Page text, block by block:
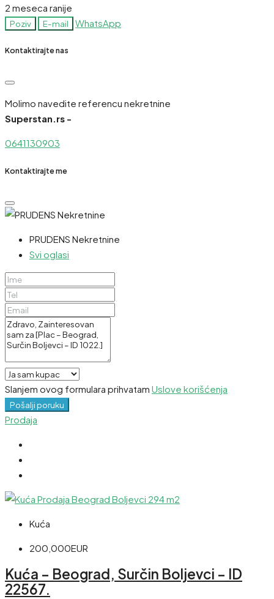
2 meseca ranije
Poziv E-mail WhatsApp
Kontaktirajte nas
Molimo navedite referencu nekretnine
Superstan.rs -
0641130903
Kontaktirajte me
PRUDENS Nekretnine
Svi oglasi
Slanjem ovog formulara prihvatam Uslove korišćenja
Pošalji poruku
Prodaja
Kuća
200,000EUR
Kuća – Beograd, Surčin Boljevci – ID
22567.